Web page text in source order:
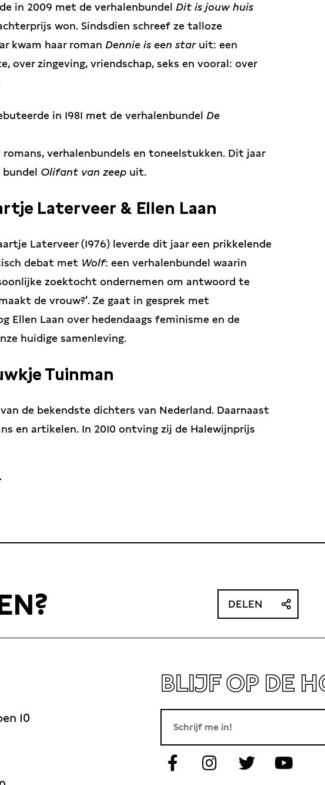
in 2009 met de verhalenbundel Dit is jouw huis
won. Sindsdien schreef ze talloze
kwam haar roman Dennie is een staruit: een
over zingeving, vriendschap, seks en vooral: over
in 1981 met de verhalenbundel De
romans, verhalenbundels en toneelstukken. Dit jaar
Olifant van zeep uit.
Laterveer & Ellen Laan
Laterveer (1976) leverde dit jaar een prikkelende
debat met Wolf: een verhalenbundel waarin
zoektocht ondernemen om antwoord te
de vrouw?’. Ze gaat in gesprek met
Ellen Laan over hedendaags feminisme en de
huidige samenleving.
Tuinman
de bekendste dichters van Nederland. Daarnaast
en artikelen. In 2010 ontving zij de Halewijnprijs
DELEN
10
BLIJF OP DE